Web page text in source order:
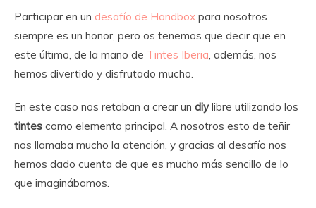
Participar en un desafío de Handbox para nosotros
siempre es un honor, pero os tenemos que decir que en
este último, de la mano de Tintes Iberia, además, nos
hemos divertido y disfrutado mucho.
En este caso nos retaban a crear un diylibre utilizando los
tintes como elemento principal. A nosotros esto de teñir
nos llamaba mucho la atención, y gracias al desafío nos
hemos dado cuenta de que es mucho más sencillo de lo
que imaginábamos.